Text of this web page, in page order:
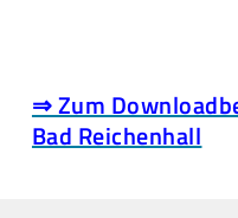
⇒ Zum
Bad Reichenhall